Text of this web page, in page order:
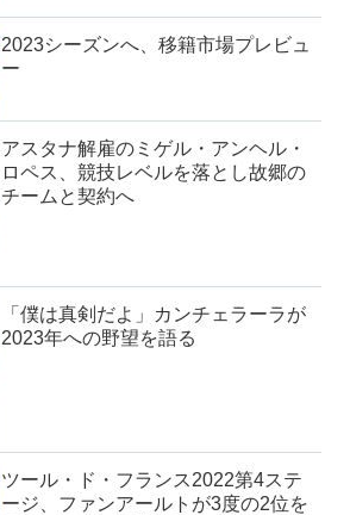
2023シーズンへ、移籍市場プレビュ
ー
アスタナ解雇のミゲル・アンヘル・
ロペス、競技レベルを落とし故郷の
チームと契約へ
「僕は真剣だよ」カンチェラーラが
2023年への野望を語る
ツール・ド・フランス2022第4ステ
ージ、ファンアールトが3度の2位を